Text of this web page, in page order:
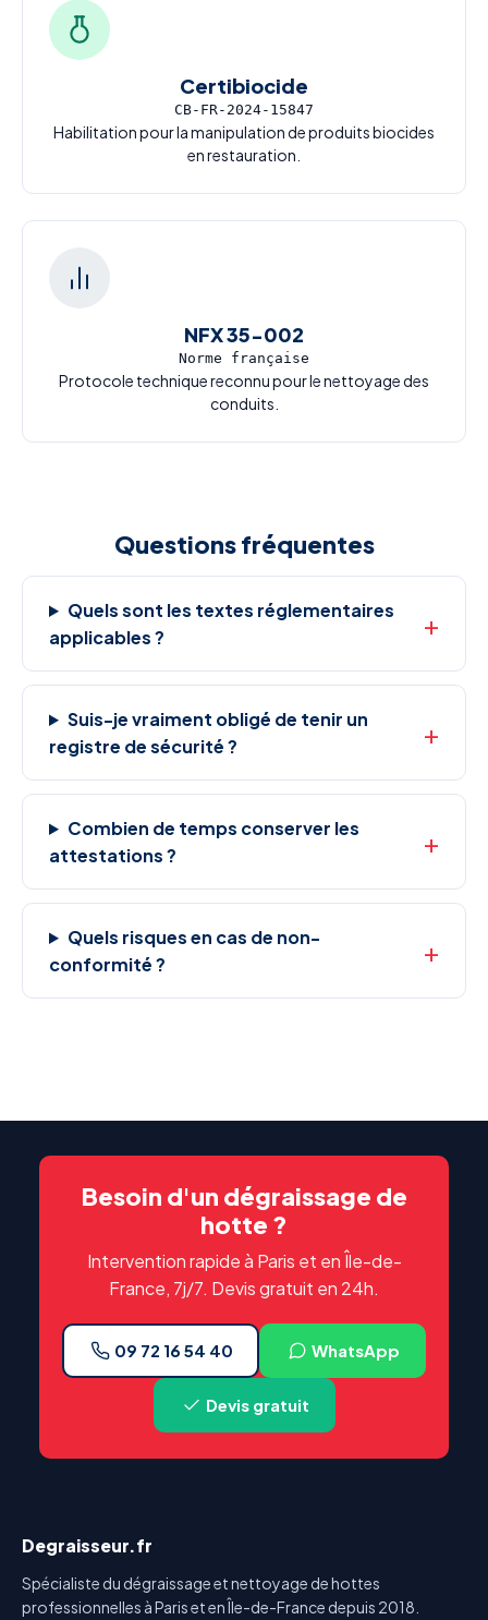
Certibiocide
CB-FR-2024-15847
Habilitation pour la manipulation de produits biocides
en restauration.
NFX 35-002
Norme française
Protocole technique reconnu pour le nettoyage des
conduits.
Questions fréquentes
Quels sont les textes réglementaires
applicables ?
Suis-je vraiment obligé de tenir un
registre de sécurité ?
Combien de temps conserver les
attestations ?
Quels risques en cas de non-
conformité ?
Besoin d'un dégraissage de
hotte ?
Intervention rapide à Paris et en Île-de-
France, 7j/7. Devis gratuit en 24h.
09 72 16 54 40 WhatsApp
Devis gratuit
Degraisseur.fr
Spécialiste du dégraissage et nettoyage de hottes
professionnelles à Paris et en Île-de-France depuis 2018.